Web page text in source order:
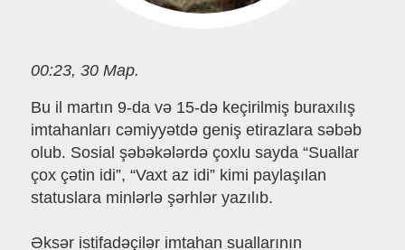
00:23, 30 Мар.
Bu il martın 9-da və 15-də keçirilmiş buraxılış
imtahanları cəmiyyətdə geniş etirazlara səbəb
olub. Sosial şəbəkələrdə çoxlu sayda “Suallar
çox çətin idi”, “Vaxt az idi” kimi paylaşılan
statuslara minlərlə şərhlər yazılıb.
Əksər istifadəçilər imtahan suallarının